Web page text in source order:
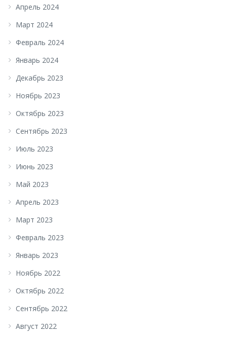
Апрель 2024
Март 2024
Февраль 2024
Январь 2024
Декабрь 2023
Ноябрь 2023
Октябрь 2023
Сентябрь 2023
Июль 2023
Июнь 2023
Май 2023
Апрель 2023
Март 2023
Февраль 2023
Январь 2023
Ноябрь 2022
Октябрь 2022
Сентябрь 2022
Август 2022